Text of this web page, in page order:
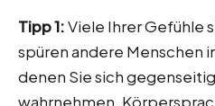
Tipp 1:Viele Ihrer Gefühle
spüren andere Menschen
denen Sie sich
wahrnehmen.